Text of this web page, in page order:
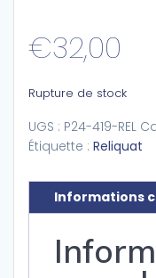
€32,00
Rupture de stock
UGS : P24-419-REL
Étiquette : Reliquat
Informations